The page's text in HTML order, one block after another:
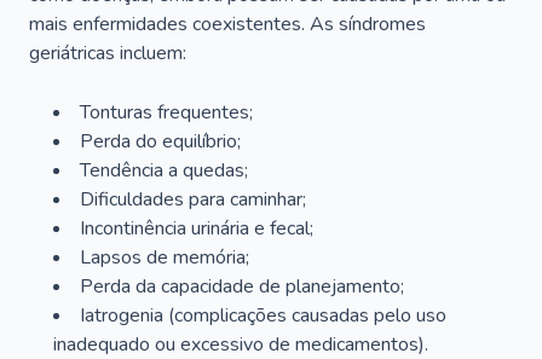
mais enfermidades coexistentes. As síndromes
geriátricas incluem:
Tonturas frequentes;
Perda do equilíbrio;
Tendência a quedas;
Dificuldades para caminhar;
Incontinência urinária e fecal;
Lapsos de memória;
Perda da capacidade de planejamento;
Iatrogenia (complicações causadas pelo uso
inadequado ou excessivo de medicamentos).